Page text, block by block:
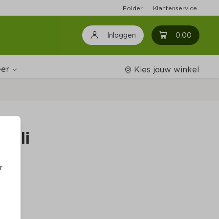
Folder Klantenservice
Inloggen 0.00 0
Wijnshop
Kies jouw winkel